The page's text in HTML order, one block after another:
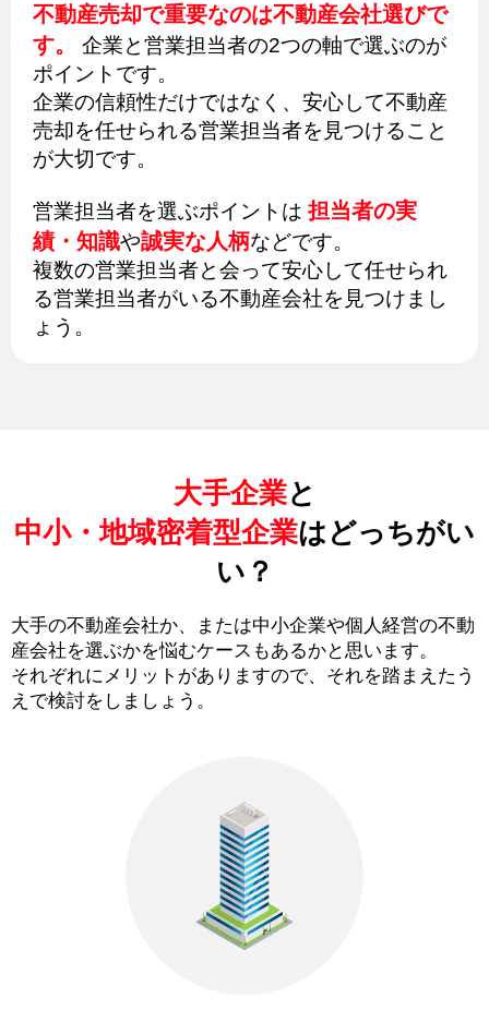
不動産売却で重要なのは不動産会社選びで
す。
企業と営業担当者の2つの軸で選ぶのが
ポイントです。
企業の信頼性だけではなく、安心して不動産
売却を任せられる営業担当者を見つけること
が大切です。
営業担当者を選ぶポイントは 担当者の実
績・知識や誠実な人柄などです。
複数の営業担当者と会って安心して任せられ
る営業担当者がいる不動産会社を見つけまし
ょう。
大手企業と
中小・地域密着型企業はどっちがい
い？
大手の不動産会社か、または中小企業や個人経営の不動
産会社を選ぶかを悩むケースもあるかと思います。
それぞれにメリットがありますので、それを踏まえたう
えで検討をしましょう。